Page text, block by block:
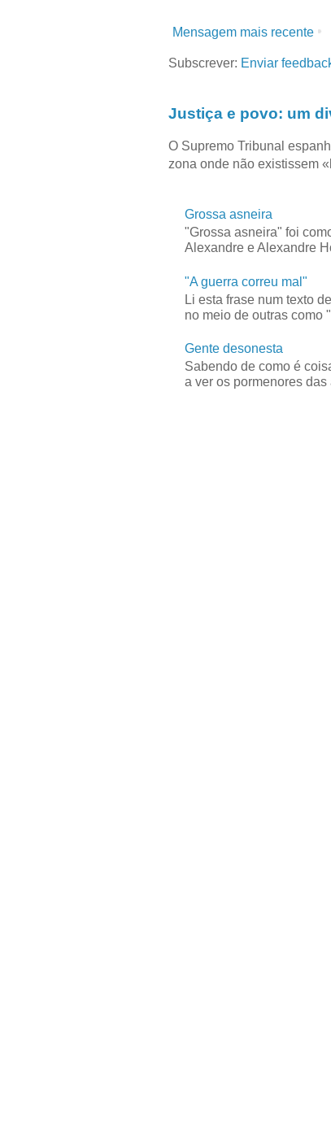
Mensagem mais recente
Subscrever: Enviar
Justiça e povo: um
O Supremo Tribunal
zona onde não existissem
Grossa asneira
"Grossa asneira" foi
Alexandre e Alexandre
"A guerra correu mal"
Li esta frase num texto
no meio de outras como
Gente desonesta
Sabendo de como é
a ver os pormenores